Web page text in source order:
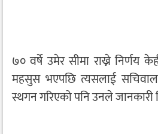
७० वर्षे उमेर सीमा राख्ने निर्णय
महसुस भएपछि त्यसलाई
स्थगन गरिएको पनि उनले जानकारी